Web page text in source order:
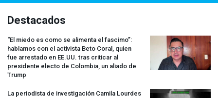
Destacados
“El miedo es como se alimenta el fascimo”:
hablamos con el activista Beto Coral, quien
fue arrestado en EE.UU. tras criticar al
presidente electo de Colombia, un aliado de
Trump
La periodista de investigación Camila Lourdes